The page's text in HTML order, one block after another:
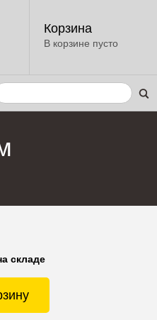
Корзина
В корзине пусто
складе